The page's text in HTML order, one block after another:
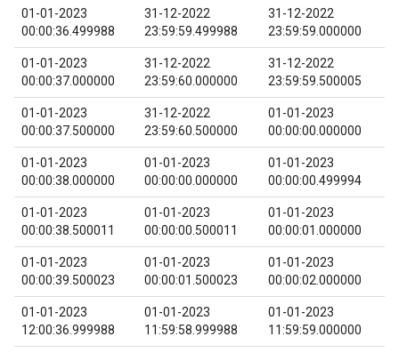
01-01-2023
00:00:36.499988
31-12-2022
23:59:59.499988
31-12-2022
23:59:59.000000
01-01-2023
00:00:37.000000
31-12-2022
23:59:60.000000
31-12-2022
23:59:59.500005
01-01-2023
00:00:37.500000
31-12-2022
23:59:60.500000
01-01-2023
00:00:00.000000
01-01-2023
00:00:38.000000
01-01-2023
00:00:00.000000
01-01-2023
00:00:00.499994
01-01-2023
00:00:38.500011
01-01-2023
00:00:00.500011
01-01-2023
00:00:01.000000
01-01-2023
00:00:39.500023
01-01-2023
00:00:01.500023
01-01-2023
00:00:02.000000
01-01-2023
12:00:36.999988
01-01-2023
11:59:58.999988
01-01-2023
11:59:59.000000